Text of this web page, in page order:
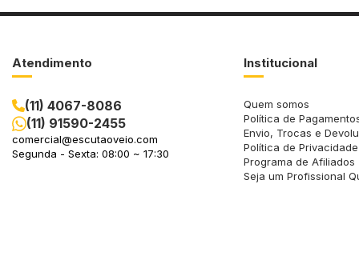
Atendimento
(11) 4067-8086
(11) 91590-2455
comercial@escutaoveio.com
Segunda - Sexta: 08:00 ~ 17:30
Institucional
Quem somos
Política de
Envio, Trocas e
Política de Privacidade
Programa de Afiliados
Seja um Profissional